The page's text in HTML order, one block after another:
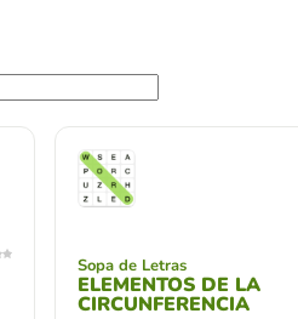
Sopa de Letras
ELEMENTOS DE LA
CIRCUNFERENCIA